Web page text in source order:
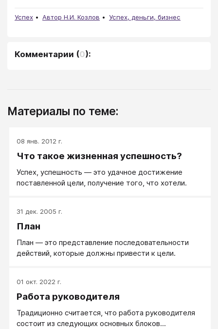
Успех Автор Н.И. Козлов Успех, деньги, бизнес
Комментарии (0):
Материалы по теме:
08 янв. 2012 г.
Что такое жизненная успешность?
Успех, успешность — это удачное достижение
поставленной цели, получение того, что хотели.
31 дек. 2005 г.
План
План — это представление последовательности
действий, которые должны привести к цели.
01 окт. 2022 г.
Работа руководителя
Традиционно считается, что работа руководителя
состоит из следующих основных блоков...